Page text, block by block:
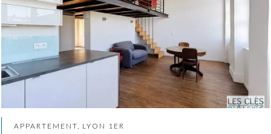
APPARTEMENT, LYON 1ER